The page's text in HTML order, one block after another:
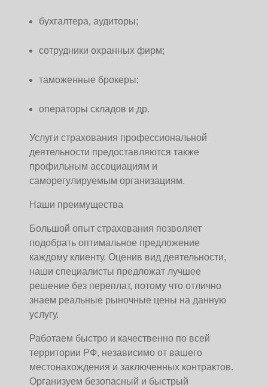
бухгалтера, аудиторы;
сотрудники охранных фирм;
таможенные брокеры;
операторы складов и др.
Услуги страхования профессиональной
деятельности предоставляются также
профильным ассоциациям и
саморегулируемым организациям.
Наши преимущества
Большой опыт страхования позволяет
подобрать оптимальное предложение
каждому клиенту. Оценив вид деятельности,
наши специалисты предложат лучшее
решение без переплат, потому что отлично
знаем реальные рыночные цены на данную
услугу.
Работаем быстро и качественно по всей
территории РФ, независимо от вашего
местонахождения и заключенных контрактов.
Организуем безопасный и быстрый